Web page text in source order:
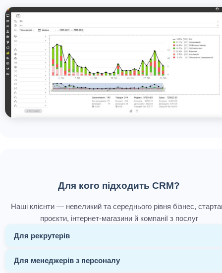
Для кого підходить CRM?
Наші клієнти — невеликий та середнього рівня бізнес,
проєкти, інтернет-магазини й компанії з послуг
Для рекрутерів
Для менеджерів з персоналу